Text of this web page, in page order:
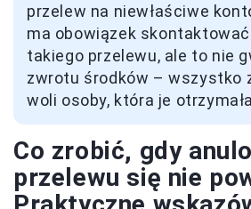
przelew na niewłaściwe
ma obowiązek
takiego przelewu, ale to nie
zwrotu środków – wszystko
woli osoby, która je
Co zrobić, gdy
przelewu się nie